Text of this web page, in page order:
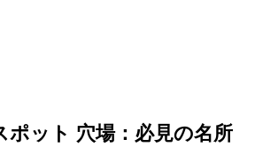
ポット 穴場：必見の名所